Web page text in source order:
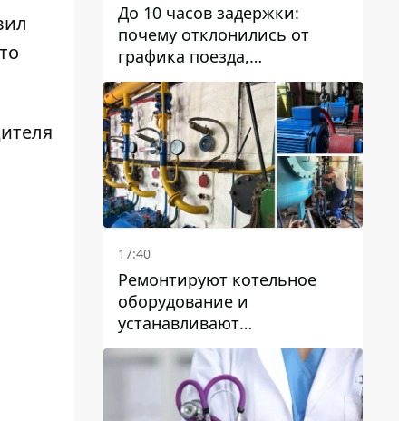
До 10 часов задержки:
почему отклонились от
графика поезда,
курсирующие через Днепр
и область
17:40
Ремонтируют котельное
оборудование и
устанавливают
генераторные установки:
как в Днепре готовятся к
отопительному сезону